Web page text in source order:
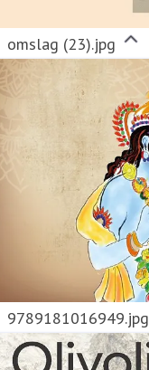
omslag (23).jpg
9789181016949.jpg